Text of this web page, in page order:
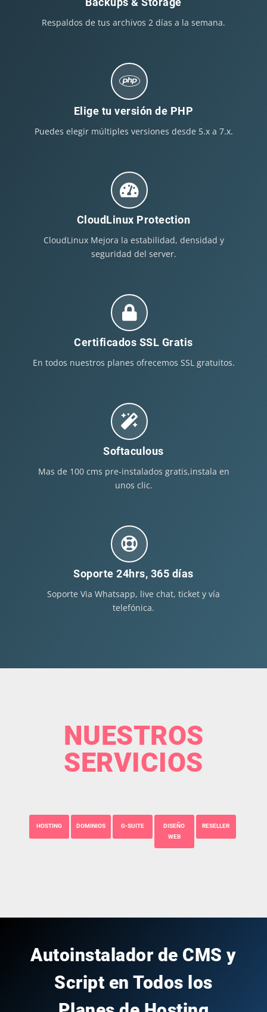
Respaldos de tus archivos 2 días a la semana.
Elige tu versión de PHP
Puedes elegir múltiples versiones desde 5.x a 7.x.
CloudLinux Protection
CloudLinux Mejora la estabilidad, densidad y
seguridad del server.
Certificados SSL Gratis
En todos nuestros planes ofrecemos SSL gratuitos.
Softaculous
Mas de 100 cms pre-instalados gratis,instala en
unos clic.
Soporte 24hrs, 365 días
Soporte Via Whatsapp, live chat, ticket y vía
telefónica.
NUESTROS
SERVICIOS
HOSTING DOMINIOS G-SUITE
DISEÑO
WEB
RESELLER
Autoinstalador de CMS y
Script en Todos los